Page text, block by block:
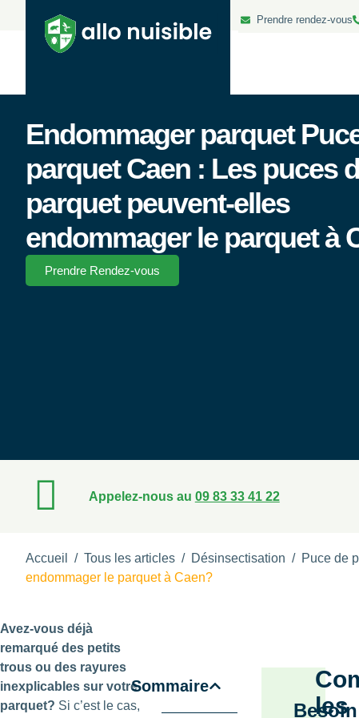
Prendre rendez-vous
Endommager parquet
parquet Caen : Les puces
parquet peuvent-elles
endommager le parquet à
Prendre Rendez-vous
Appelez-nous au 09 83 33 41 22
Accueil / Tous les articles / Désinsectisation / Puce de
endommager le parquet à Caen?
Avez-vous déjà
remarqué des petits
trous ou des rayures
inexplicables sur votre
parquet? Si c’est le cas,
Sommaire
Besoin
les